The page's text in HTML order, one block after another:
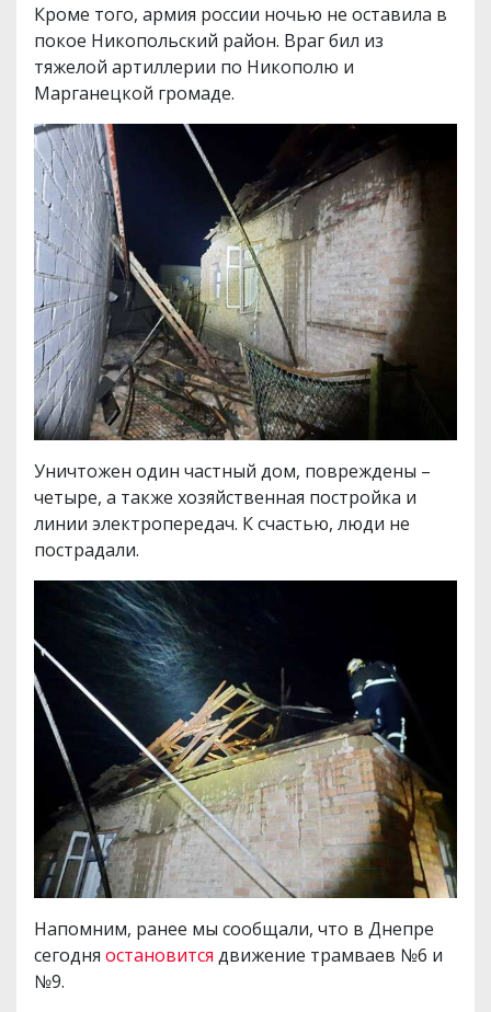
Кроме того, армия россии ночью не оставила в
покое Никопольский район. Враг бил из
тяжелой артиллерии по Никополю и
Марганецкой громаде.
Уничтожен один частный дом, повреждены –
четыре, а также хозяйственная постройка и
линии электропередач. К счастью, люди не
пострадали.
Напомним, ранее мы сообщали, что в Днепре
сегодня остановится движение трамваев №6 и
№9.